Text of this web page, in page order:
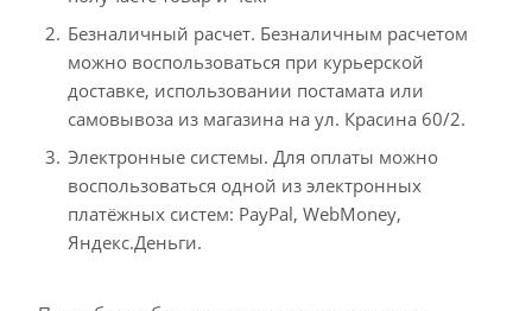
Безналичный расчет. Безналичным расчетом
можно воспользоваться при курьерской
доставке, использовании постамата или
самовывоза из магазина на ул. Красина 60/2.
Электронные системы. Для оплаты можно
воспользоваться одной из электронных
платёжных систем: PayPal, WebMoney,
Яндекс.Деньги.